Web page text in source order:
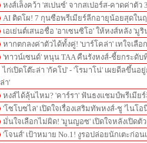
หงส์เล็งคว้า 'สเปนซ์' จากสเปอร์ส-คาดค่าตัว
AI ติดโผ! 7 กุนซือพรีเมียร์ลีกอายุน้อยสุดใน
เอเย่นต์เสนอชื่อ 'อาเซนซิโอ' ให้หงส์หลัง 'มู
หากตกลงค่าตัวได้ทั้งคู่! 'บาร์โคล่า' เทใจเลือ
'ทาวน์เซนด์' หนุน TAA คืนรังหงส์-ชี้ยกระดั
ไก่เปิดโต๊ะล่า 'กัคโป' - 'โรมาโน่' เผยดีลขึ้นอ
ล่า'
หงส์ได้ลุ้นไหม? 'คาร์รา' ฟันธงแชมป์พรีเมีย
'โซโบซไล' เปิดใจเรื่องเสริมทัพหงส์-ชู 'ไนโ
มั่นใจเลือกไม่ผิด! 'มูนญอซ' เปิดใจหลังเปิดตั
'โจนส์' เป้าหมาย No.1! งูรอปล่อยนักเตะก่อ